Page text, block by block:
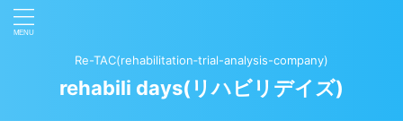
Re-TAC(rehabilitation‐trial-analysis-company)
rehabili days(リハビリデイズ)